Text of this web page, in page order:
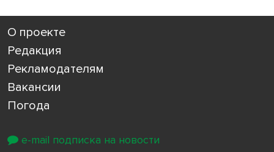
О проекте
Редакция
Рекламодателям
Вакансии
Погода
e-mail подписка на новости